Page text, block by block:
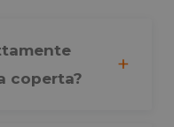
coperta?